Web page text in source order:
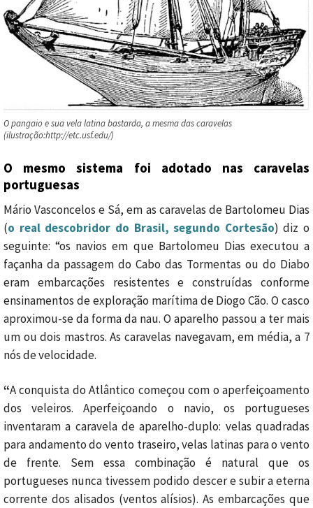
O pangaio e sua vela latina bastarda, a mesma das caravelas
(ilustração:http://etc.usf.edu/)
O mesmo sistema foi adotado nas caravelas
portuguesas
Mário Vasconcelos e Sá, em as caravelas de Bartolomeu Dias
(o real descobridor do Brasil, segundo Cortesão) diz o
seguinte: “os navios em que Bartolomeu Dias executou a
façanha da passagem do Cabo das Tormentas ou do Diabo
eram embarcações resistentes e construídas conforme
ensinamentos de exploração marítima de Diogo Cão. O casco
aproximou-se da forma da nau. O aparelho passou a ter mais
um ou dois mastros. As caravelas navegavam, em média, a 7
nós de velocidade.
“A conquista do Atlântico começou com o aperfeiçoamento
dos veleiros. Aperfeiçoando o navio, os portugueses
inventaram a caravela de aparelho-duplo: velas quadradas
para andamento do vento traseiro, velas latinas para o vento
de frente. Sem essa combinação é natural que os
portugueses nunca tivessem podido descer e subir a eterna
corrente dos alisados (ventos alísios). As embarcações que